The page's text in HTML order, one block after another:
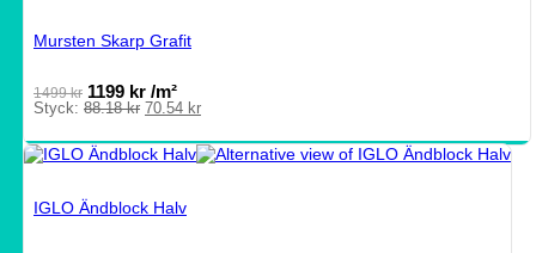
Mursten Skarp Grafit
1499kr 1199 kr /m²
Styck: 88.18kr Det
priset
var:
88.18 kr.
70.54 krDet
priset
är:
70.54 kr.
IGLO Ändblock Halv